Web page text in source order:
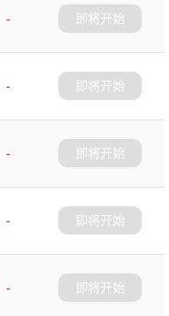
-
即将开始
-
即将开始
-
即将开始
-
即将开始
-
即将开始